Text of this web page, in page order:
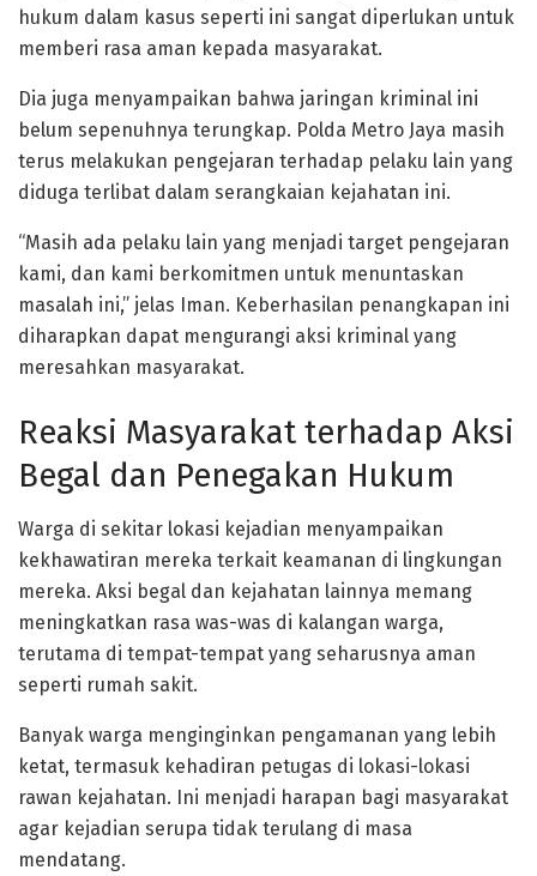
hukum dalam kasus seperti ini sangat diperlukan untuk
memberi rasa aman kepada masyarakat.
Dia juga menyampaikan bahwa jaringan kriminal ini
belum sepenuhnya terungkap. Polda Metro Jaya masih
terus melakukan pengejaran terhadap pelaku lain yang
diduga terlibat dalam serangkaian kejahatan ini.
“Masih ada pelaku lain yang menjadi target pengejaran
kami, dan kami berkomitmen untuk menuntaskan
masalah ini,” jelas Iman. Keberhasilan penangkapan ini
diharapkan dapat mengurangi aksi kriminal yang
meresahkan masyarakat.
Reaksi Masyarakat terhadap Aksi
Begal dan Penegakan Hukum
Warga di sekitar lokasi kejadian menyampaikan
kekhawatiran mereka terkait keamanan di lingkungan
mereka. Aksi begal dan kejahatan lainnya memang
meningkatkan rasa was-was di kalangan warga,
terutama di tempat-tempat yang seharusnya aman
seperti rumah sakit.
Banyak warga menginginkan pengamanan yang lebih
ketat, termasuk kehadiran petugas di lokasi-lokasi
rawan kejahatan. Ini menjadi harapan bagi masyarakat
agar kejadian serupa tidak terulang di masa
mendatang.